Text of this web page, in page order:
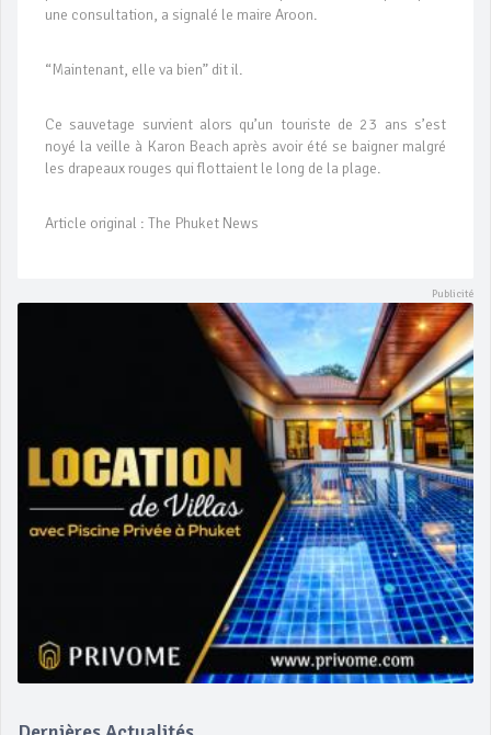
une consultation, a signalé le maire Aroon.
“Maintenant, elle va bien” dit il.
Ce sauvetage survient alors qu’un touriste de 23 ans s’est
noyé la veille à Karon Beach après avoir été se baigner malgré
les drapeaux rouges qui flottaient le long de la plage.
Article original : The Phuket News